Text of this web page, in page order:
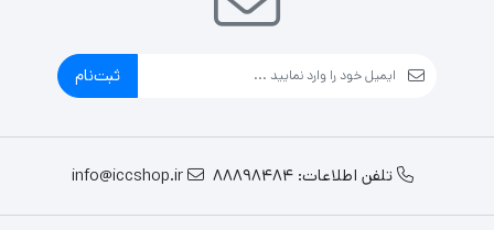
ثبت‌نام
تلفن اطلاعات: 88898484 info@iccshop.ir